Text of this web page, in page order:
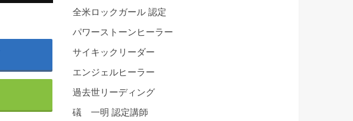
全米ロックガール 認定
パワーストーンヒーラー
サイキックリーダー
エンジェルヒーラー
過去世リーディング
礒 一明 認定講師